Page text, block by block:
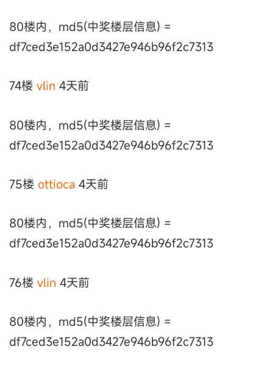
80楼内，md5(中奖楼层信息) =
df7ced3e152a0d3427e946b96f2c7313
74楼 vlin 4天前
80楼内，md5(中奖楼层信息) =
df7ced3e152a0d3427e946b96f2c7313
75楼 ottioca 4天前
80楼内，md5(中奖楼层信息) =
df7ced3e152a0d3427e946b96f2c7313
76楼 vlin 4天前
80楼内，md5(中奖楼层信息) =
df7ced3e152a0d3427e946b96f2c7313